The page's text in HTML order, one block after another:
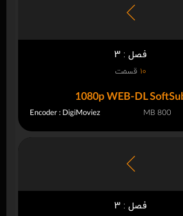
فصل : 3
10 قسمت
1080p WEB-DL
Encoder : DigiMoviez 800 MB
فصل : 3